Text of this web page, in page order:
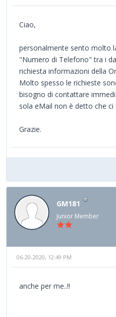
Ciao,
personalmente sento molto
"Numero di Telefono" tra i
richiesta informazioni della
Molto spesso le richieste
bisogno di contattare
sola eMail non è detto che ci
Grazie.
GM181
Junior Member
06-20-2020, 12:49 PM
anche per me..!!